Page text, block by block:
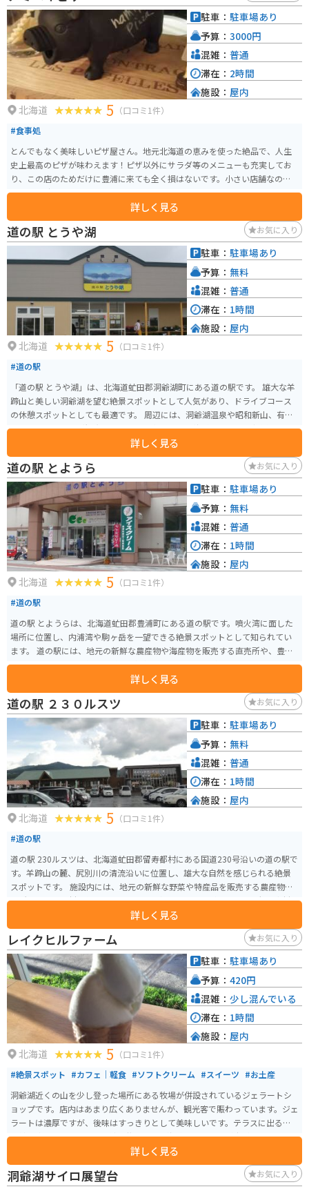
いものを楽しめる道の駅 あかいがわは、観光の拠点としても、ドライブ中の
休憩場所としても最適です。
北海道 5 （口コミ1件）
#食事処
とんでもなく美味しいピザ屋さん。地元北海道の恵みを使った絶品で、人生
史上最高のピザが味わえます！ピザ以外にサラダ等のメニューも充実してお
り、この店のためだけに豊浦に来ても全く損はないです。小さい店舗なの
で、開店時間を狙っていくことをオススメします。
詳しく見る
駐車： 駐車場あり
予算： 3000円
混雑： 普通
滞在： 2時間
施設： 屋内
道の駅 とうや湖 お気に入り
北海道 5 （口コミ1件）
#道の駅
「道の駅 とうや湖」は、北海道虻田郡洞爺湖町にある道の駅です。 雄大な羊
蹄山と美しい洞爺湖を望む絶景スポットとして人気があり、ドライブコース
の休憩スポットとしても最適です。 周辺には、洞爺湖温泉や昭和新山、有珠
山ロープウェイなど観光スポットも豊富です。 北海道ならではの新鮮な農産
物の直売所や、地元の食材を使ったレストランもあります。 特に、洞爺湖産
わかさぎを使った料理がおすすめです。 バイクで訪れる場合、駐車場も広く
停めやすいので安心です。 周辺の道路は走りやすく、ツーリングにもおすす
めです。 【おすすめポイント】 ・羊蹄山と洞爺湖の絶景 ・新鮮な農産物 ・
洞爺湖産わかさぎ料理 ・バイク駐車場あり
詳しく見る
駐車： 駐車場あり
予算： 無料
混雑： 普通
滞在： 1時間
施設： 屋内
道の駅 とようら お気に入り
北海道 5 （口コミ1件）
#道の駅
道の駅 とようらは、北海道虻田郡豊浦町にある道の駅です。噴火湾に面した
場所に位置し、内浦湾や駒ヶ岳を一望できる絶景スポットとして知られてい
ます。 道の駅には、地元の新鮮な農産物や海産物を販売する直売所や、豊浦
産のホタテや昆布を使った料理を提供するレストランがあります。特に、ホ
タテは豊浦町の特産品として有名で、道の駅でも味わうことができます。 バ
イクで訪れる場合、道の駅には広々とした駐車場が完備されているので安心
です。噴火湾沿いを走る国道37号は、景色が良いためツーリングにもおすす
めです。道の駅からは、内浦湾を一望できる展望台もあり、休憩スポットと
しても最適です。 周辺には、海水浴やキャンプが楽しめる豊浦海浜公園や、
約100種類の桜が咲き誇る桜の名所、豊浦公園などがあります。また、道の駅
からは、蝦夷富士とも呼ばれる羊蹄山を望むこともできます。
詳しく見る
駐車： 駐車場あり
予算： 無料
混雑： 普通
滞在： 1時間
施設： 屋内
道の駅 ２３０ルスツ お気に入り
北海道 5 （口コミ1件）
#道の駅
道の駅 230ルスツは、北海道虻田郡留寿都村にある国道230号沿いの道の駅で
す。羊蹄山の麓、尻別川の清流沿いに位置し、雄大な自然を感じられる絶景
スポットです。 施設内には、地元の新鮮な野菜や特産品を販売する農産物直
売所や、地元食材を使ったレストラン、軽食コーナーがあります。留寿都村は
じゃがいもやアスパラガスが有名なので、ぜひ味わってみてください。ま
た、ルスツリゾートが近くにあり、ウィンタースポーツや遊園地を楽しむこ
とができます。 バイクで訪れる際は、駐車場も広く停めやすいので安心で
す。羊蹄山を眺めながらのツーリングは最高です。周辺には、支笏洞爺国立公
園など自然豊かな観光スポットも多いので、ツーリングの拠点としても最適
です。
詳しく見る
駐車： 駐車場あり
予算： 無料
混雑： 普通
滞在： 1時間
施設： 屋内
レイクヒルファーム お気に入り
北海道 5 （口コミ1件）
#絶景スポット #カフェ｜軽食 #ソフトクリーム #スイーツ #お土産
洞爺湖近くの山を少し登った場所にある牧場が併設されているジェラートシ
ョップです。店内はあまり広くありませんが、観光客で賑わっています。ジェ
ラートは濃厚ですが、後味はすっきりとして美味しいです。テラスに出ると
山羊や牛も見えて、ずっと続く牧草地に北海道らしい風景が広がり、景色も
詳しく見る
駐車： 駐車場あり
予算： 420円
混雑： 少し混んでいる
滞在： 1時間
施設： 屋内
洞爺湖サイロ展望台 お気に入り